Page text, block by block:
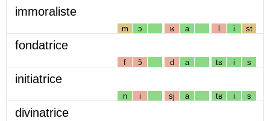
immoraliste
m ɔ ʁ a l i st
fondatrice
f ɔ̃ d a tʁ i s
initiatrice
n i sj a tʁ i s
divinatrice